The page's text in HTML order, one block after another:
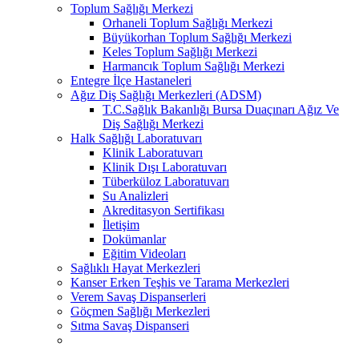
Toplum Sağlığı Merkezi
Orhaneli Toplum Sağlığı Merkezi
Büyükorhan Toplum Sağlığı Merkezi
Keles Toplum Sağlığı Merkezi
Harmancık Toplum Sağlığı Merkezi
Entegre İlçe Hastaneleri
Ağız Diş Sağlığı Merkezleri (ADSM)
T.C.Sağlık Bakanlığı Bursa Duaçınarı Ağız Ve
Diş Sağlığı Merkezi
Halk Sağlığı Laboratuvarı
Klinik Laboratuvarı
Klinik Dışı Laboratuvarı
Tüberküloz Laboratuvarı
Su Analizleri
Akreditasyon Sertifikası
İletişim
Dokümanlar
Eğitim Videoları
Sağlıklı Hayat Merkezleri
Kanser Erken Teşhis ve Tarama Merkezleri
Verem Savaş Dispanserleri
Göçmen Sağlığı Merkezleri
Sıtma Savaş Dispanseri